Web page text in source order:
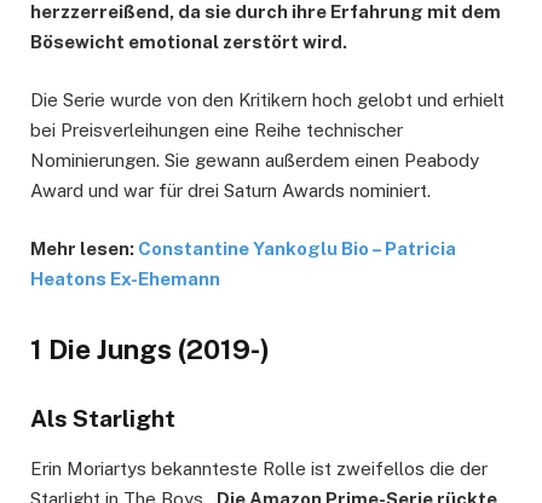
herzzerreißend, da sie durch ihre Erfahrung mit dem
Bösewicht emotional zerstört wird.
Die Serie wurde von den Kritikern hoch gelobt und erhielt
bei Preisverleihungen eine Reihe technischer
Nominierungen. Sie gewann außerdem einen Peabody
Award und war für drei Saturn Awards nominiert.
Mehr lesen: Constantine Yankoglu Bio – Patricia
Heatons Ex-Ehemann
1 Die Jungs (2019-)
Als Starlight
Erin Moriartys bekannteste Rolle ist zweifellos die der
Starlight in The Boys . Die Amazon Prime-Serie rückte